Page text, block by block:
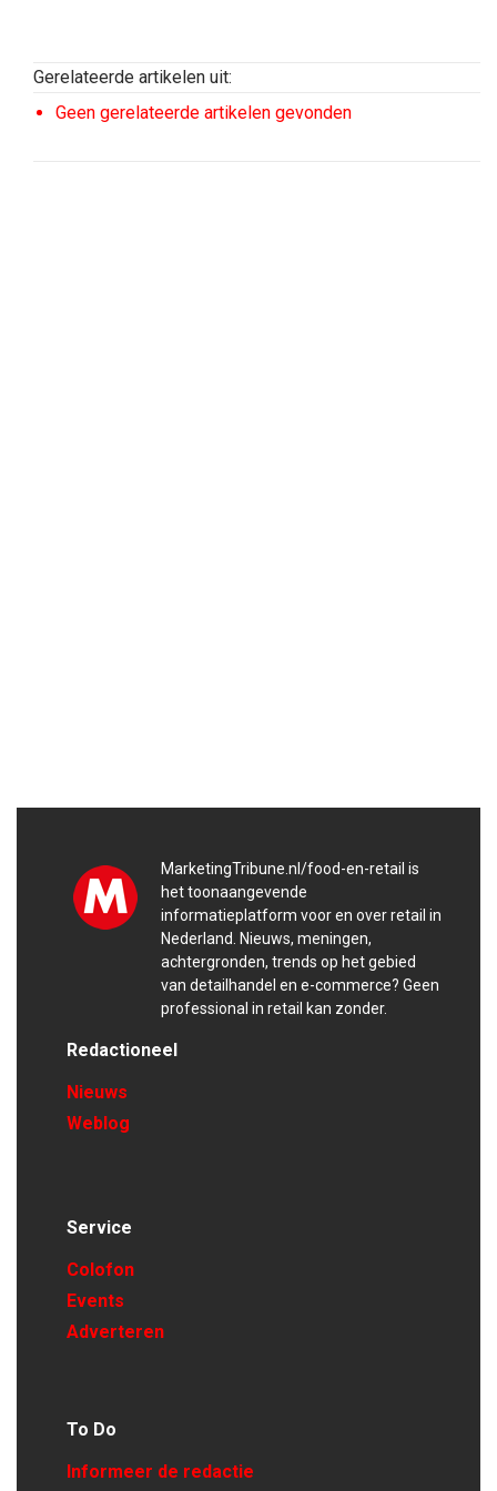
Gerelateerde artikelen uit:
Geen gerelateerde artikelen gevonden
MarketingTribune.nl/food-en-retail is
het toonaangevende
informatieplatform voor en over retail in
Nederland. Nieuws, meningen,
achtergronden, trends op het gebied
van detailhandel en e-commerce? Geen
professional in retail kan zonder.
Redactioneel
Nieuws
Weblog
Service
Colofon
Events
Adverteren
To Do
Informeer de redactie